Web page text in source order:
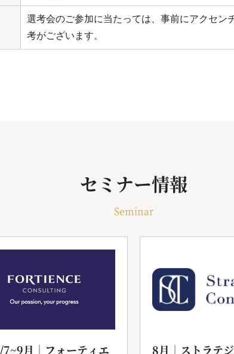
選考会のご参加に当たっては、事前にアクセン
考がございます。
セミナー情報
Seminar
月｜フォーティエ 8月｜ストラテ